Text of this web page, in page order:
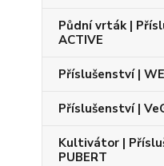
Půdní vrták |
ACTIVE
Příslušenství |
Příslušenství |
Kultivátor |
PUBERT